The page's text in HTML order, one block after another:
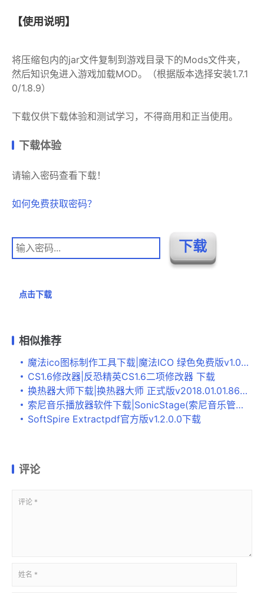
【使用说明】
将压缩包内的jar文件复制到游戏目录下的Mods文件夹，
然后知识兔进入游戏加载MOD。（根据版本选择安装1.7.1
0/1.8.9）
下载仅供下载体验和测试学习，不得商用和正当使用。
下载体验
请输入密码查看下载！
如何免费获取密码？
点击下载
相似推荐
魔法ico图标制作工具下载|魔法ICO 绿色免费版v1.00下载
CS1.6修改器|反恐精英CS1.6二项修改器 下载
换热器大师下载|换热器大师 正式版v2018.01.01.86下载
索尼音乐播放器软件下载|SonicStage(索尼音乐管理软件) 免费版v5.2.0.04270下载
SoftSpire Extractpdf官方版v1.2.0.0下载
评论